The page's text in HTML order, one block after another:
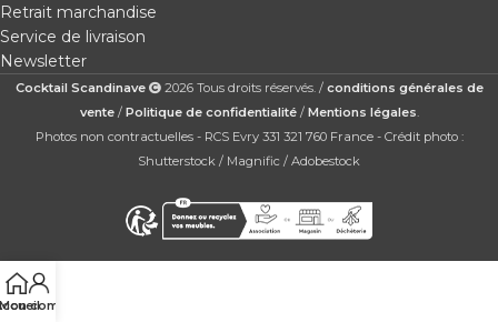
Retrait marchandise
Service de livraison
Newsletter
Cocktail Scandinave 2026 Tous droits réservés. / conditions générales de
vente/ Politique de confidentialité/ Mentions légales.
Photos non contractuelles - RCS Evry 331 321 760 France - Crédit photo :
Shutterstock / Magnific / Adobestock
compte